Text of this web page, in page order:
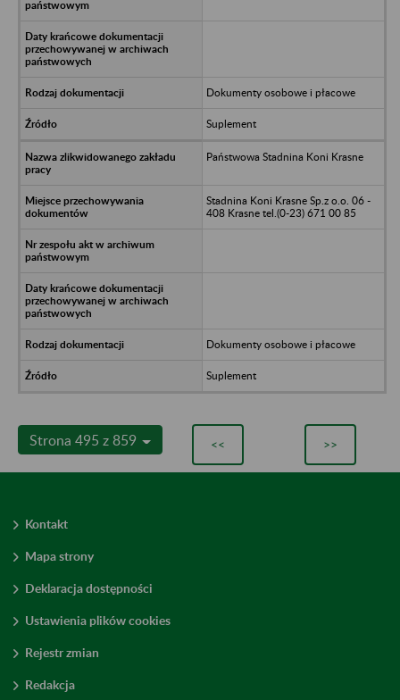
Dokumenty osobowe i płacowe
Suplement
Państwowa Stadnina Koni Krasne
Stadnina Koni Krasne Sp.z o.o. 06 -
408 Krasne tel.(0-23) 671 00 85
Dokumenty osobowe i płacowe
Suplement
Strona 495 z 859 << >>
Kontakt
Mapa strony
Deklaracja dostępności
Ustawienia plików cookies
Rejestr zmian
Redakcja